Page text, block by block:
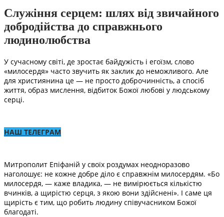
Служіння серцем: шлях від звичайного
добродійства до справжнього
людинолюбства
У сучасному світі, де зростає байдужість і егоїзм, слово
«милосердя» часто звучить як заклик до неможливого. Але
для християнина це — не просто доброчинність, а спосіб
життя, образ мислення, відбиток Божої любові у людському
серці.
НАШ ТЕЛЕГРАМ
Митрополит Епіфаній у своїх роздумах неодноразово
наголошує: не кожне добре діло є справжнім милосердям. «Бо
милосердя, — каже владика, — не вимірюється кількістю
вчинків, а щирістю серця, з якою вони здійснені». І саме ця
щирість є тим, що робить людину співучасником Божої
благодаті.